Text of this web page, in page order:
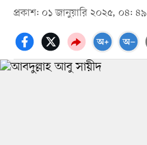
প্রকাশ: ০১ জানুয়ারি ২০২৫, ০৪: ৪৯